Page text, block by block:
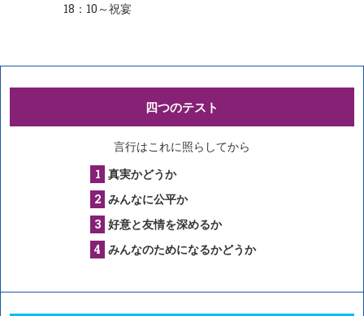
18：10～祝宴
四つのテスト
言行はこれに照らしてから
真実かどうか
みんなに公平か
好意と友情を深めるか
みんなのためになるかどうか